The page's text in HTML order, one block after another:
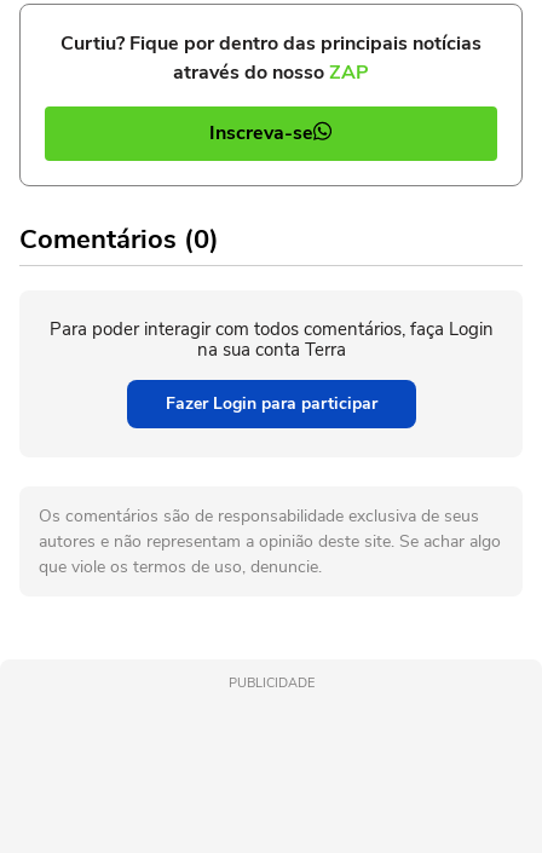
Curtiu? Fique por dentro das principais notícias
através do nossoZAP
Inscreva-se
Comentários (0)
Para poder interagir com todos comentários, faça Login
na sua conta Terra
Fazer Login para participar
Os comentários são de responsabilidade exclusiva de seus
autores e não representam a opinião deste site. Se achar algo
que viole os termos de uso, denuncie.
PUBLICIDADE